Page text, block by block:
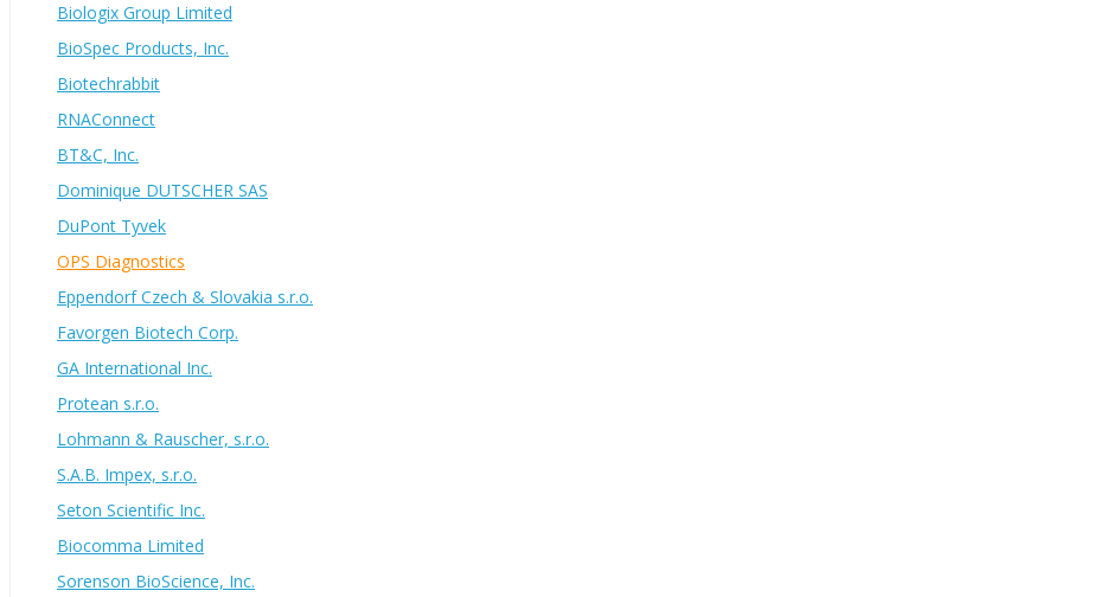
Biologix Group Limited
BioSpec Products, Inc.
Biotechrabbit
RNAConnect
BT&C, Inc.
Dominique DUTSCHER SAS
DuPont Tyvek
OPS Diagnostics
Eppendorf Czech & Slovakia s.r.o.
Favorgen Biotech Corp.
GA International Inc.
Protean s.r.o.
Lohmann & Rauscher, s.r.o.
S.A.B. Impex, s.r.o.
Seton Scientific Inc.
Biocomma Limited
Sorenson BioScience, Inc.